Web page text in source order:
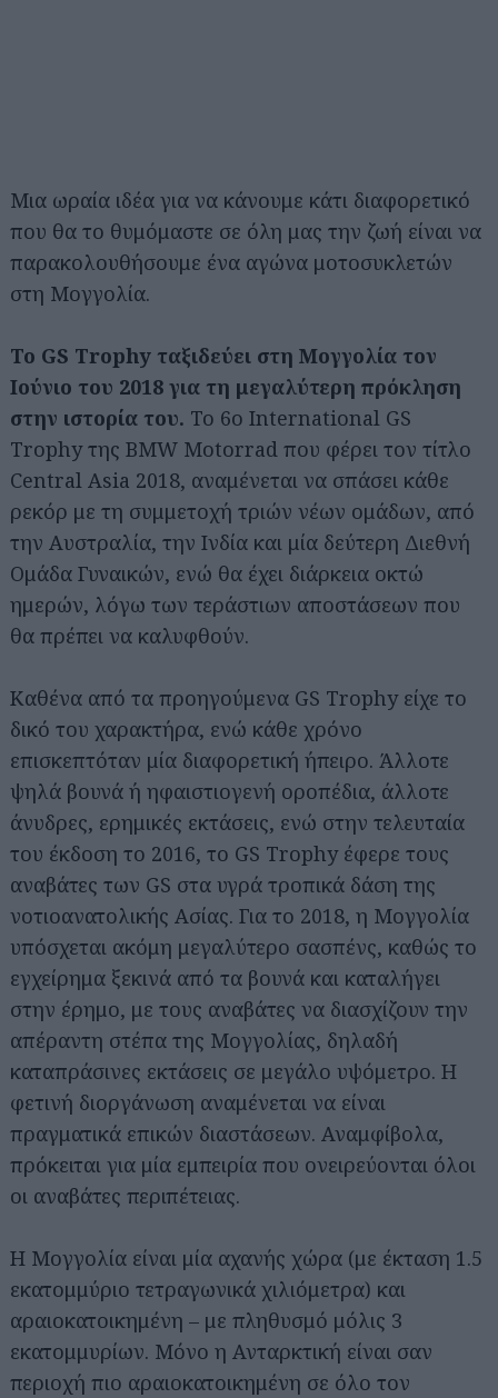
Μια ωραία ιδέα για να κάνουμε κάτι διαφορετικό
που θα το θυμόμαστε σε όλη μας την ζωή είναι να
παρακολουθήσουμε ένα αγώνα μοτοσυκλετών
στη Μογγολία.
Το GS Trophy ταξιδεύει στη Μογγολία τον
Ιούνιο του 2018 για τη μεγαλύτερη πρόκληση
στην ιστορία του. Το 6ο International GS
Trophy της BMW Motorrad που φέρει τον τίτλο
Central Asia 2018, αναμένεται να σπάσει κάθε
ρεκόρ με τη συμμετοχή τριών νέων ομάδων, από
την Αυστραλία, την Ινδία και μία δεύτερη Διεθνή
Ομάδα Γυναικών, ενώ θα έχει διάρκεια οκτώ
ημερών, λόγω των τεράστιων αποστάσεων που
θα πρέπει να καλυφθούν.
Καθένα από τα προηγούμενα GS Trophy είχε το
δικό του χαρακτήρα, ενώ κάθε χρόνο
επισκεπτόταν μία διαφορετική ήπειρο. Άλλοτε
ψηλά βουνά ή ηφαιστιογενή οροπέδια, άλλοτε
άνυδρες, ερημικές εκτάσεις, ενώ στην τελευταία
του έκδοση το 2016, το GS Trophy έφερε τους
αναβάτες των GS στα υγρά τροπικά δάση της
νοτιοανατολικής Ασίας. Για το 2018, η Μογγολία
υπόσχεται ακόμη μεγαλύτερο σασπένς, καθώς το
εγχείρημα ξεκινά από τα βουνά και καταλήγει
στην έρημο, με τους αναβάτες να διασχίζουν την
απέραντη στέπα της Μογγολίας, δηλαδή
καταπράσινες εκτάσεις σε μεγάλο υψόμετρο. Η
φετινή διοργάνωση αναμένεται να είναι
πραγματικά επικών διαστάσεων. Αναμφίβολα,
πρόκειται για μία εμπειρία που ονειρεύονται όλοι
οι αναβάτες περιπέτειας.
Η Μογγολία είναι μία αχανής χώρα (με έκταση 1.5
εκατομμύριο τετραγωνικά χιλιόμετρα) και
αραιοκατοικημένη – με πληθυσμό μόλις 3
εκατομμυρίων. Μόνο η Ανταρκτική είναι σαν
περιοχή πιο αραιοκατοικημένη σε όλο τον